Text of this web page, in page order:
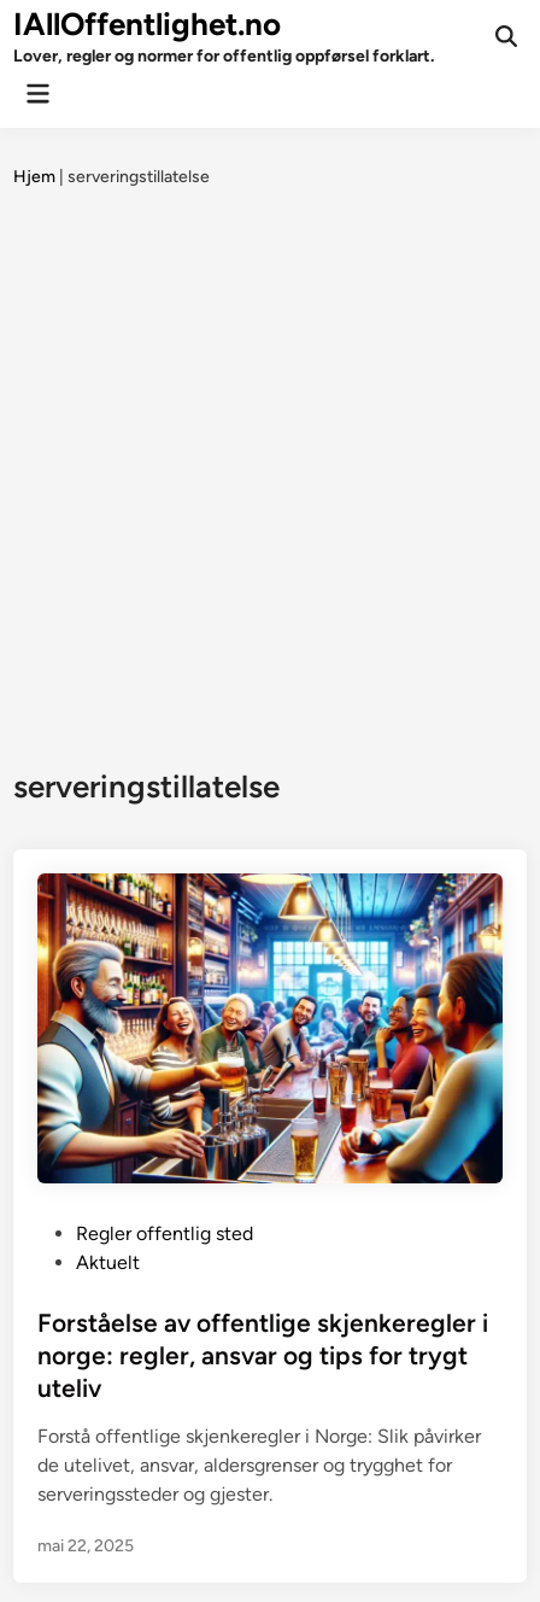
Skip
to
content
IAllOffentlighet.no
Lover, regler og normer for offentlig oppførsel forklart.
Main
Hjem |serveringstillatelse
serveringstillatelse
t
e
n
Regler offentlig sted
Aktuelt
Forståelse av offentlige skjenkeregler i
norge: regler, ansvar og tips for trygt
uteliv
Forstå offentlige skjenkeregler i Norge: Slik påvirker
de utelivet, ansvar, aldersgrenser og trygghet for
serveringssteder og gjester.
mai 22, 2025